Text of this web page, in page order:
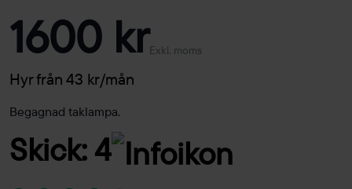
1600 krExkl. moms
Hyr från 43 kr/mån
Begagnad taklampa.
Skick: 4